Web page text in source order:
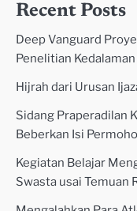
Recent Posts
Deep Vanguard
Penelitian
Hijrah dari Urusan
Sidang Praperadilan
Beberkan Isi
Kegiatan Belajar
Swasta usai Temuan